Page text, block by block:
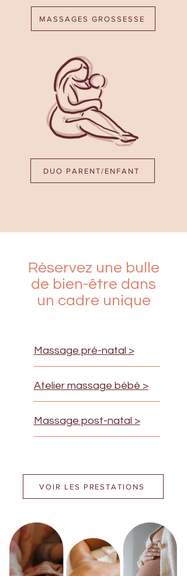
MASSAGES GROSSESSE
DUO PARENT/ENFANT
Réservez une bulle
de bien-être dans
un cadre unique
Massage pré-natal >
Atelier massage bébé >
Massage post-natal >
VOIR LES PRESTATIONS